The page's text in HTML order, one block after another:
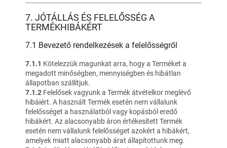
7. JÓTÁLLÁS ÉS FELELŐSSÉG A
TERMÉKHIBÁKÉRT
7.1 Bevezető rendelkezések a felelősségről
7.1.1 Kötelezzük magunkat arra, hogy a Terméket a
megadott minőségben, mennyiségben és hibátlan
állapotban szállítjuk.
7.1.2 Felelősek vagyunk a Termék átvételkor meglévő
hibáiért. A használt Termék esetén nem vállalunk
felelősséget a használatból vagy kopásból eredő
hibákért. Az alacsonyabb áron értékesített Termék
esetén nem vállalunk felelősséget azokért a hibákért,
amelyek miatt alacsonyabb árat állapítottunk meg.